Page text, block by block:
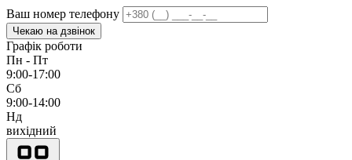
Ваш номер телефону
Чекаю на дзвінок
Графік роботи
Пн - Пт
9:00-17:00
Сб
9:00-14:00
Нд
вихідний